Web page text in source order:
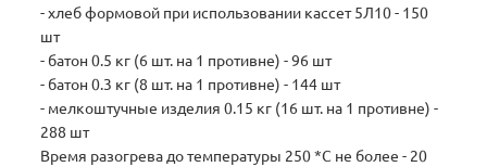
- хлеб формовой при использовании кассет 5Л10 - 150
шт
- батон 0.5 кг (6 шт. на 1 противне) - 96 шт
- батон 0.3 кг (8 шт. на 1 противне) - 144 шт
- мелкоштучные изделия 0.15 кг (16 шт. на 1 противне) -
288 шт
Время разогрева до температуры 250 *С не более - 20